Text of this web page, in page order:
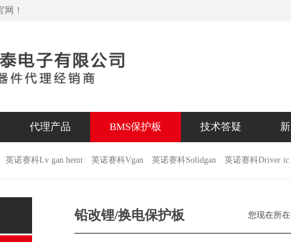
！
代理产品 BMS保护板 技术答疑
英诺赛科Lv gan hemt 英诺赛科Vgan 英诺赛科Solidgan 英诺赛科Driver ic
铅改锂/换电保护板 您现在所在